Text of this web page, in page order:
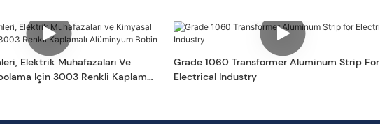
Elektrik Muhafazaları Ve
Için 3003 Renkli Kaplamalı
Grade 1060 Transformer Aluminum Strip For
Electrical Industry